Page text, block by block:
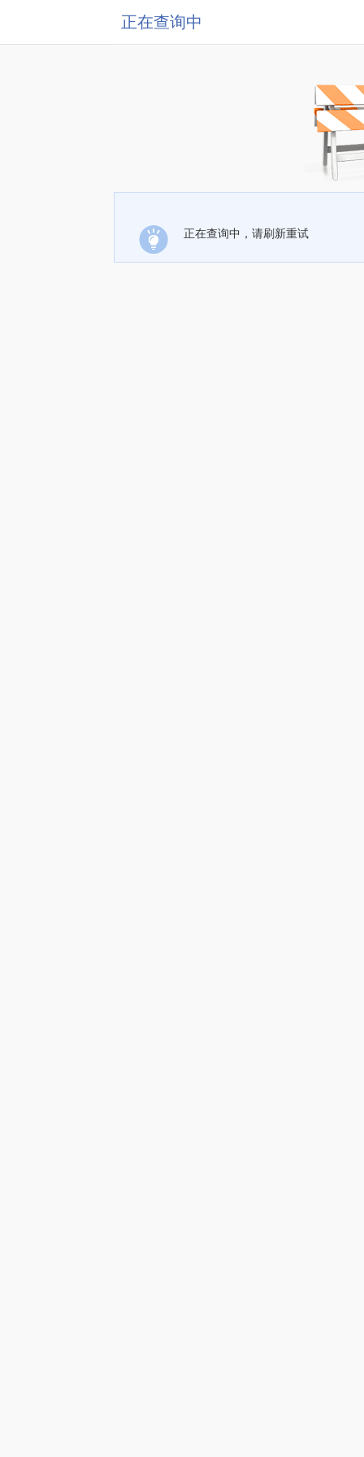
正在查询中
正在查询中，请刷新重试